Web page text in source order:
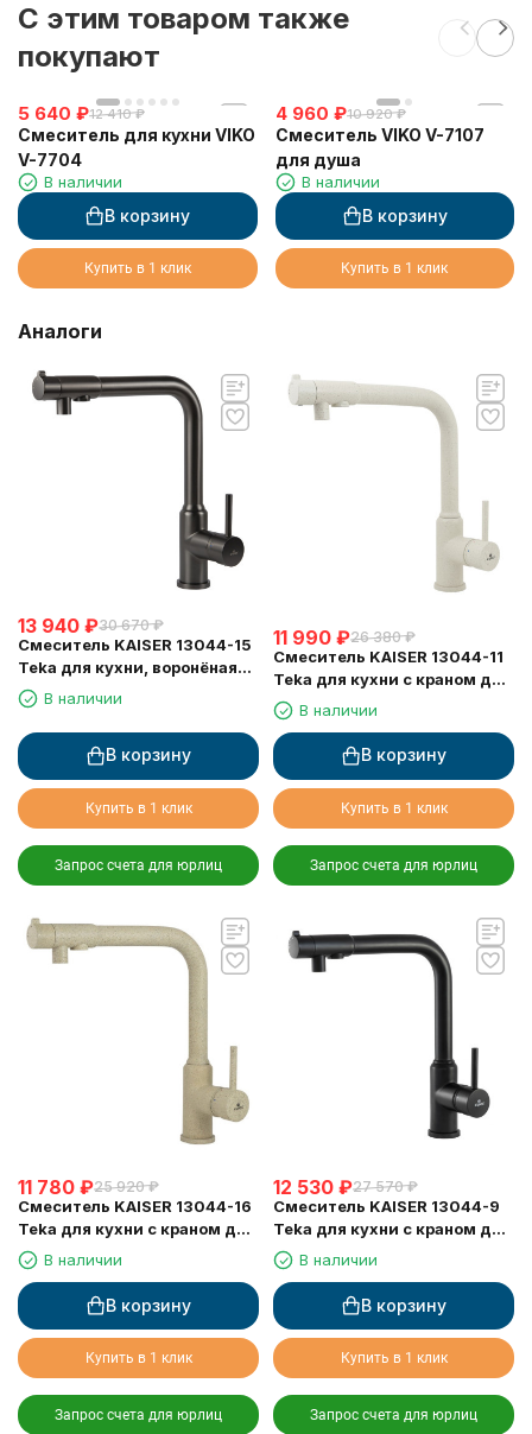
серебро/черный)
C этим товаром также
покупают
5 640 ₽12 410 ₽
Смеситель для кухни VIKO
V-7704
В наличии
В корзину
Купить в 1 клик
4 960 ₽10 920 ₽
Смеситель VIKO V-7107
для душа
В наличии
В корзину
Купить в 1 клик
Аналоги
13 940 ₽30 670 ₽
Смеситель KAISER 13044-15
Teka для кухни, воронёная
сталь (6113 Кран-букса)
В наличии
В корзину
Купить в 1 клик
Запрос счета для юрлиц
11 990 ₽26 380 ₽
Смеситель KAISER 13044-11
Teka для кухни с краном для
питьевой воды, бежевый
мрамор
В наличии
В корзину
Купить в 1 клик
Запрос счета для юрлиц
11 780 ₽25 920 ₽
Смеситель KAISER 13044-16
Teka для кухни с краном для
питьевой воды, песочный
мрамор
В наличии
В корзину
Купить в 1 клик
Запрос счета для юрлиц
12 530 ₽27 570 ₽
Смеситель KAISER 13044-9
Teka для кухни с краном для
питьевой воды, черный
матовый
В наличии
В корзину
Купить в 1 клик
Запрос счета для юрлиц